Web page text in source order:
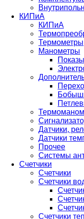
КИПиА
КИПиА
Термометры
Манометры
Датчики,
Датчики
Прочее
Системы
Счетчики
Счетчики
Счетчики
Счетчики